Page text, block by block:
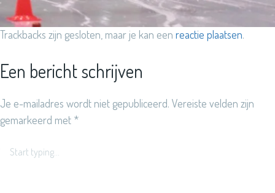
Trackbacks zijn gesloten, maar je kan een reactie plaatsen.
Een bericht schrijven
Je e-mailadres wordt niet gepubliceerd. Vereiste velden zijn
gemarkeerd met *